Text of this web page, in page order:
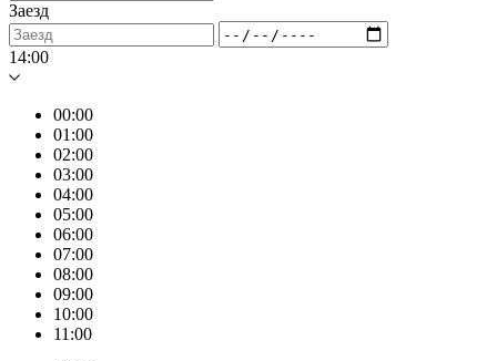
Заезд
14:00
00:00
01:00
02:00
03:00
04:00
05:00
06:00
07:00
08:00
09:00
10:00
11:00